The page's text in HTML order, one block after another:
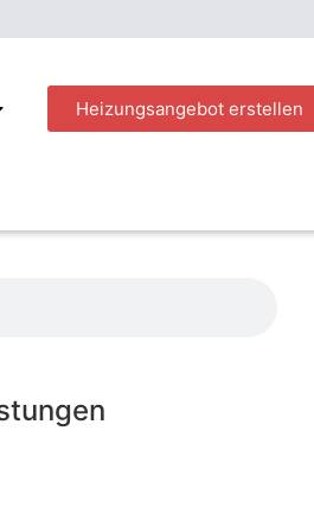
Heizungsangebot erstellen